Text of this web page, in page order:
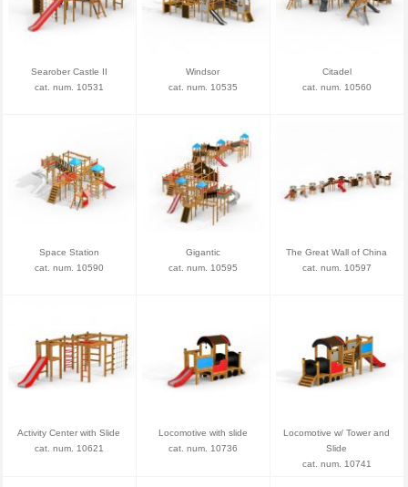
Searober Castle II
cat. num. 10531
Windsor
cat. num. 10535
Citadel
cat. num. 10560
Space Station
cat. num. 10590
Gigantic
cat. num. 10595
The Great Wall of China
cat. num. 10597
Activity Center with Slide
cat. num. 10621
Locomotive with slide
cat. num. 10736
Locomotive w/ Tower and
Slide
cat. num. 10741